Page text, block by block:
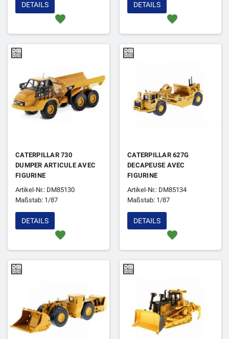
favorite
DETAILS
favorite
DETAILS
CATERPILLAR 730
DUMPER ARTICULE AVEC
FIGURINE
Artikel-Nr.: DM85130
Maßstab: 1/87
favorite
DETAILS
CATERPILLAR 627G
DECAPEUSE AVEC
FIGURINE
Artikel-Nr.: DM85134
Maßstab: 1/87
favorite
DETAILS